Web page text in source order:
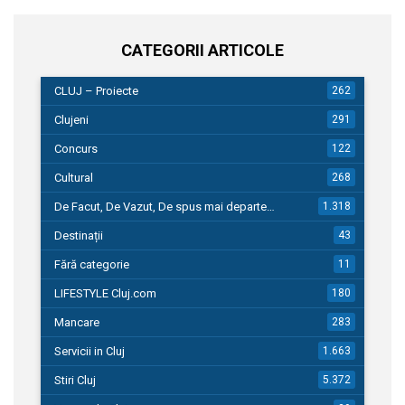
CATEGORII ARTICOLE
CLUJ – Proiecte 262
Clujeni 291
Concurs 122
Cultural 268
De Facut, De Vazut, De spus mai departe… 1.318
Destinații 43
Fără categorie 11
LIFESTYLE Cluj.com 180
Mancare 283
Servicii in Cluj 1.663
Stiri Cluj 5.372